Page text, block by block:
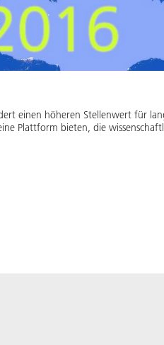
einen höheren Stellenwert für
Plattform bieten, die